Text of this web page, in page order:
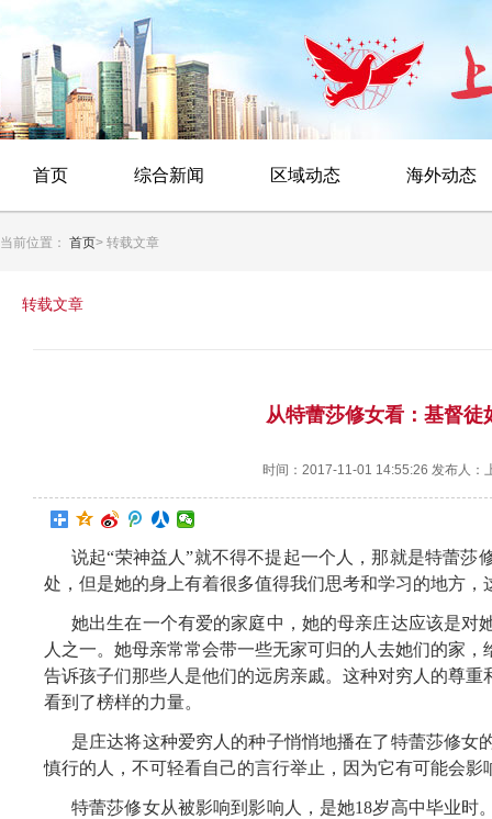
首页 综合新闻 区域动态 海外动态
当前位置： 首页> 转载文章
转载文章
从特蕾莎修女看：基督
时间：2017-11-01 14:55:26 发布人：
说起“荣神益人”就不得不提起一个人，那就是特蕾莎
处，但是她的身上有着很多值得我们思考和学习的地方
她出生在一个有爱的家庭中，她的母亲庄达应该是
人之一。她母亲常常会带一些无家可归的人去她们的家
告诉孩子们那些人是他们的远房亲戚。这种对穷人的尊
看到了榜样的力量。
是庄达将这种爱穷人的种子悄悄地播在了特蕾莎修女
慎行的人，不可轻看自己的言行举止，因为它有可能会影
特蕾莎修女从被影响到影响人，是她18岁高中毕业